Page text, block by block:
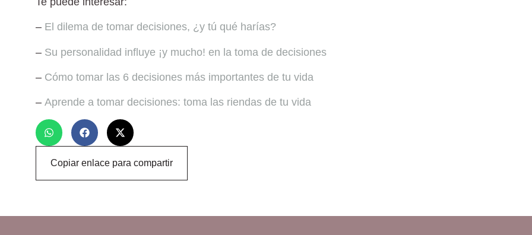
– El dilema de tomar decisiones, ¿y tú qué harías?
– Su personalidad influye ¡y mucho! en la toma de decisiones
– Cómo tomar las 6 decisiones más importantes de tu vida
– Aprende a tomar decisiones: toma las riendas de tu vida
Copiar enlace para compartir